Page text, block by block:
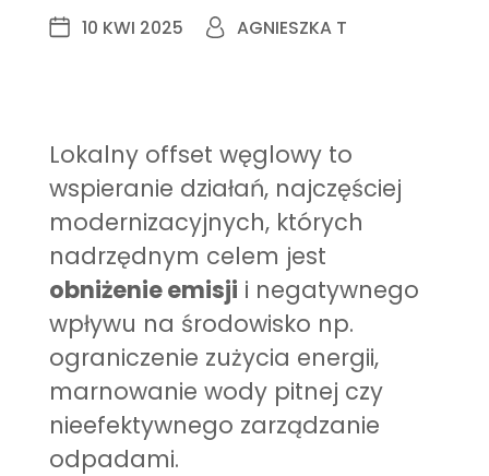
10 KWI 2025 AGNIESZKA T
Lokalny offset węglowy to
wspieranie działań, najczęściej
modernizacyjnych, których
nadrzędnym celem jest
obniżenie emisji i negatywnego
wpływu na środowisko np.
ograniczenie zużycia energii,
marnowanie wody pitnej czy
nieefektywnego zarządzanie
odpadami.